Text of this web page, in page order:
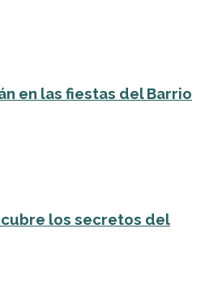
en las fiestas del Barrio
los secretos del